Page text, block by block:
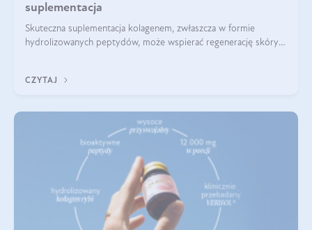
suplementacja
Skuteczna suplementacja kolagenem, zwłaszcza w formie
hydrolizowanych peptydów, może wspierać regenerację skóry i
CZYTAJ